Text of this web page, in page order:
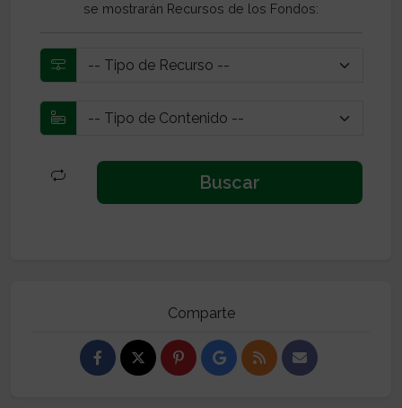
se mostrarán Recursos de los Fondos:
Comparte